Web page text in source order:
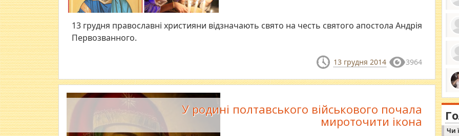
13 грудня православні християни відзначають свято на честь святого апостола Андрія
Первозванного.
13 грудня 2014 3964
У родині полтавського військового почала
мироточити ікона
за
ми
in
Чи